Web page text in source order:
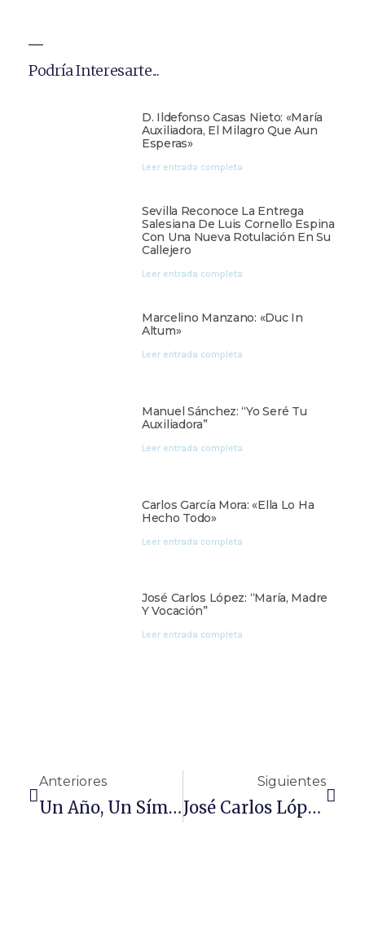
Podría Interesarte...
D. Ildefonso Casas Nieto: «María
Auxiliadora, El Milagro Que Aun
Esperas»
Leer entrada completa
Sevilla Reconoce La Entrega
Salesiana De Luis Cornello Espina
Con Una Nueva Rotulación En Su
Callejero
Leer entrada completa
Marcelino Manzano: «Duc In
Altum»
Leer entrada completa
Manuel Sánchez: “Yo Seré Tu
Auxiliadora”
Leer entrada completa
Carlos García Mora: «Ella Lo Ha
Hecho Todo»
Leer entrada completa
José Carlos López: “María, Madre
Y Vocación”
Leer entrada completa
Anteriores
Un Año, Un Símbolo: Divino Cetro De Sevilla
Siguientes
José Carlos López: “María, Madre Y Vocación”